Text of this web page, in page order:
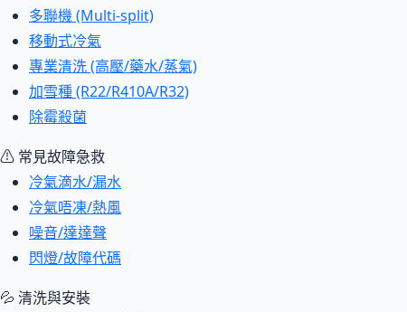
多聯機 (Multi-split)
移動式冷氣
專業清洗 (高壓/藥水/蒸氣)
加雪種 (R22/R410A/R32)
除霉殺菌
⚠ 常見故障急救
冷氣滴水/漏水
冷氣唔凍/熱風
噪音/達達聲
閃燈/故障代碼
💦 清洗與安裝